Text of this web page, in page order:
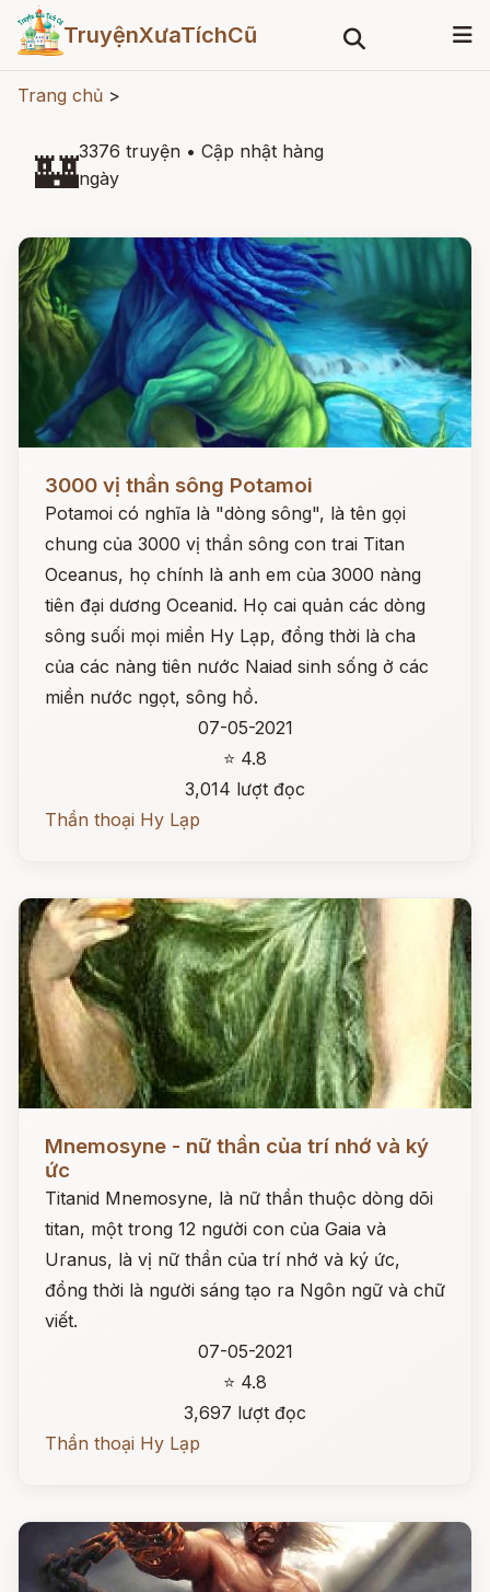
TruyệnXưaTíchCũ
Trang chủ >
🏰3376 truyện • Cập nhật hàng
ngày
3000 vị thần sông Potamoi
Potamoi có nghĩa là "dòng sông", là tên gọi
chung của 3000 vị thần sông con trai Titan
Oceanus, họ chính là anh em của 3000 nàng
tiên đại dương Oceanid. Họ cai quản các dòng
sông suối mọi miền Hy Lạp, đồng thời là cha
của các nàng tiên nước Naiad sinh sống ở các
miền nước ngọt, sông hồ.
07-05-2021
⭐ 4.8
3,014 lượt đọc
Thần thoại Hy Lạp
Mnemosyne - nữ thần của trí nhớ và ký
ức
Titanid Mnemosyne, là nữ thần thuộc dòng dõi
titan, một trong 12 người con của Gaia và
Uranus, là vị nữ thần của trí nhớ và ký ức,
đồng thời là người sáng tạo ra Ngôn ngữ và chữ
viết.
07-05-2021
⭐ 4.8
3,697 lượt đọc
Thần thoại Hy Lạp